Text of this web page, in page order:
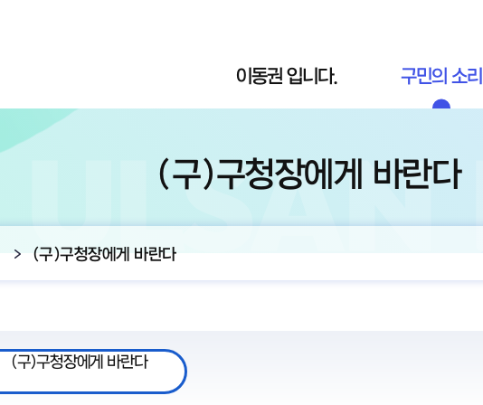
이동권 입니다. 구민의 소리
(구)구청장에게 바란다
(구)구청장에게 바란다
(구)구청장에게 바란다